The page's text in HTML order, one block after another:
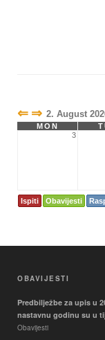
⇐ ⇒ 2. August
MON
3
Ispiti Obavijesti
OBAVIJESTI
Predbilježbe za upis u
nastavnu godinu su u
Obavijesti